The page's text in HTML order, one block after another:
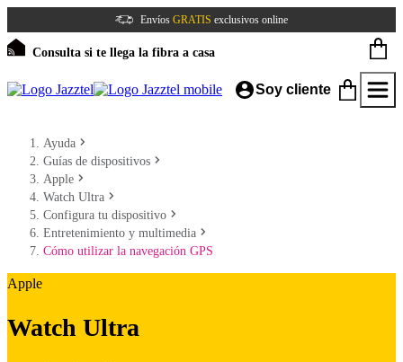
Envíos GRATIS exclusivos online
Consulta si te llega la fibra a casa
Soy cliente
Ayuda
Guías de dispositivos
Apple
Watch Ultra
Configura tu dispositivo
Entretenimiento y multimedia
Cómo utilizar la navegación GPS
Apple
Watch Ultra